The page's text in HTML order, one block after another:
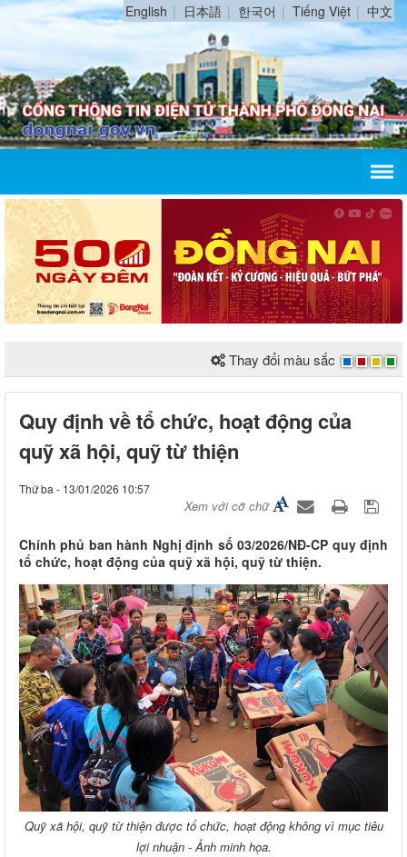
English 日本語 한국어 Tiếng Việt 中文
Thay đổi màu sắc
Quy định về tổ chức, hoạt động của
quỹ xã hội, quỹ từ thiện
Thứ ba - 13/01/2026 10:57
Xem với cỡ chữ
Chính phủ ban hành Nghị định số 03/2026/NĐ-CP quy định
tổ chức, hoạt động của quỹ xã hội, quỹ từ thiện.
Quỹ xã hội, quỹ từ thiện được tổ chức, hoạt động không vì mục tiêu
lợi nhuận - Ảnh minh họa.